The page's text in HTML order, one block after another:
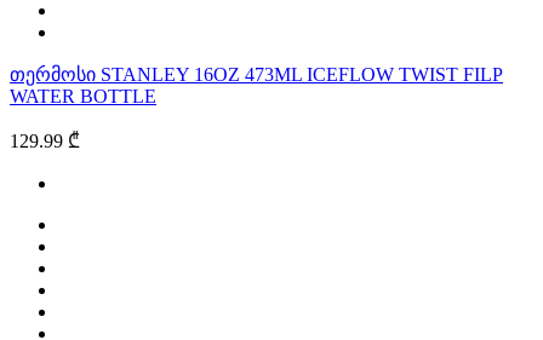
თერმოსი STANLEY 16OZ 473ML ICEFLOW TWIST FILP
WATER BOTTLE
129.99 ₾